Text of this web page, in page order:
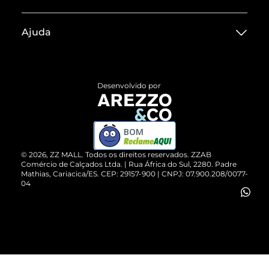
Termos de Uso
ZZ MALL é confiável
Cartão Presente
Vendas Corporativas
Ajuda
Devolução do Produto
Compre pelo WhatsApp
© 2026, ZZ MALL. Todos os direitos reservados. ZZAB
Comércio de Calçados Ltda. | Rua África do Sul, 2280. Padre
Mathias, Cariacica/ES. CEP: 29157-900 | CNPJ: 07.900.208/0077-
04
Desenvolvido por
BOM